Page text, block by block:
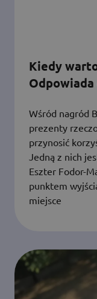
Kiedy
Odpowiada
Wśród nagród
prezenty
przynosić
Jedną z nich
Eszter Fodor-
punktem
miejsce